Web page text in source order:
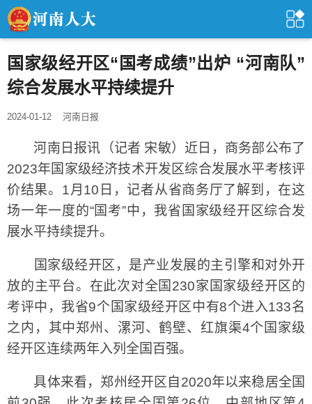
国家级经开区“国考成绩”出炉 “河南队”
综合发展水平持续提升
2024-01-12 河南日报
河南日报讯（记者 宋敏）近日，商务部公布了
2023年国家级经济技术开发区综合发展水平考核评
价结果。1月10日，记者从省商务厅了解到，在这
场一年一度的“国考”中，我省国家级经开区综合发
展水平持续提升。
国家级经开区，是产业发展的主引擎和对外开
放的主平台。在此次对全国230家国家级经开区的
考评中，我省9个国家级经开区中有8个进入133名
之内，其中郑州、漯河、鹤壁、红旗渠4个国家级
经开区连续两年入列全国百强。
具体来看，郑州经开区自2020年以来稳居全国